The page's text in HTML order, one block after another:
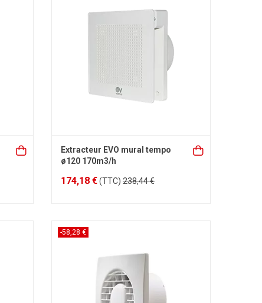
Extracteur EVO mural tempo
ø120 170m3/h
174,18 €(TTC) 238,44 €
-58,28 €